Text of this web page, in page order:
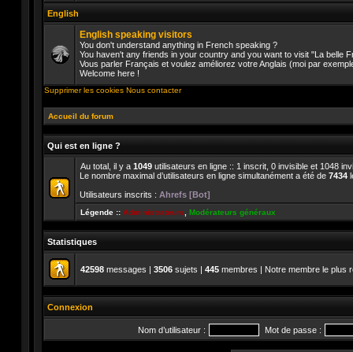
message
non
lu
English
Aucun
message
non
lu
English speaking visitors
You don't understand anything in French speaking ?
You haven't any friends in your country and you want to visit "La belle
Vous parler Français et voulez améliorez votre Anglais (moi par
Welcome here !
Supprimer les cookies Nous contacter
Accueil du forum
Qui est en ligne ?
Au total, il y a 1049 utilisateurs en ligne :: 1 inscrit, 0 invisible et 1048
Le nombre maximal d’utilisateurs en ligne simultanément a été de 7434
Utilisateurs inscrits : Ahrefs [Bot]
Légende :: Administrateurs Modérateurs généraux
Statistiques
42598 messages | 3506 sujets | 445 membres | Notre membre le plus
Connexion
Nom d’utilisateur : Mot de passe :